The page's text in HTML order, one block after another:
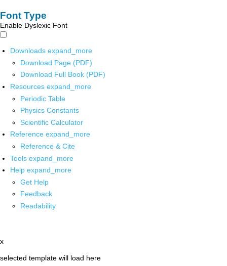
Font Type
Enable Dyslexic Font
Downloads expand_more
Download Page (PDF)
Download Full Book (PDF)
Resources expand_more
Periodic Table
Physics Constants
Scientific Calculator
Reference expand_more
Reference & Cite
Tools expand_more
Help expand_more
Get Help
Feedback
Readability
x
selected template will load here